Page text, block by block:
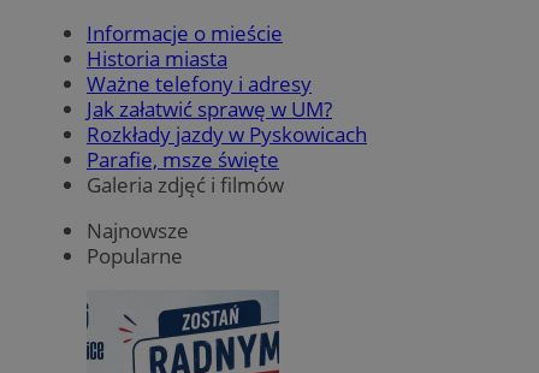
Informacje o mieście
Historia miasta
Ważne telefony i adresy
Jak załatwić sprawę w UM?
Rozkłady jazdy w Pyskowicach
Parafie, msze święte
Galeria zdjęć i filmów
Najnowsze
Popularne